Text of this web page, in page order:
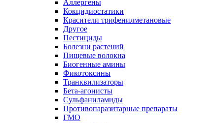
Аллергены
Кокцидиостатики
Красители трифенилметановые
Другое
Пестициды
Болезни растений
Пищевые волокна
Биогенные амины
Фикотоксины
Транквилизаторы
Бета-агонисты
Сульфаниламиды
Противопаразитарные препараты
ГМО